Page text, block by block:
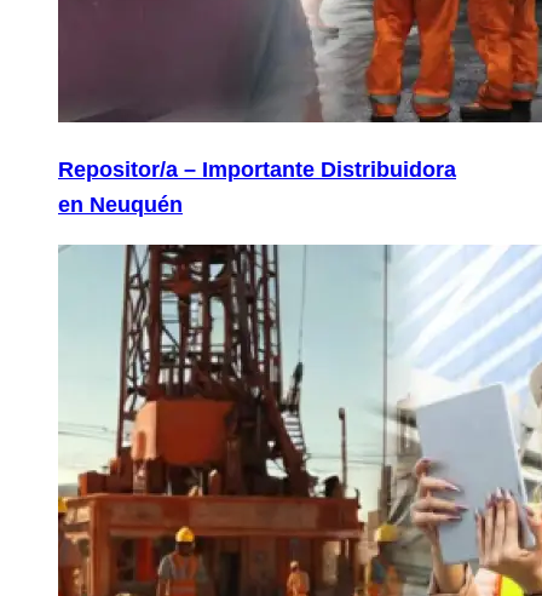
Repositor/a – Importante Distribuidora
en Neuquén